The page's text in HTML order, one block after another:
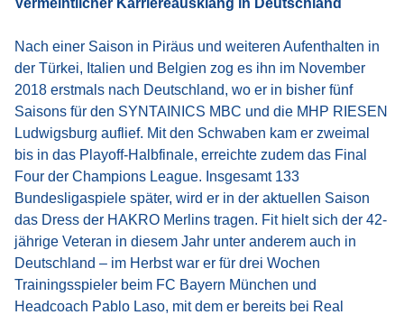
Vermeintlicher Karriereausklang in Deutschland
Nach einer Saison in Piräus und weiteren Aufenthalten in
der Türkei, Italien und Belgien zog es ihn im November
2018 erstmals nach Deutschland, wo er in bisher fünf
Saisons für den SYNTAINICS MBC und die MHP RIESEN
Ludwigsburg auflief. Mit den Schwaben kam er zweimal
bis in das Playoff-Halbfinale, erreichte zudem das Final
Four der Champions League. Insgesamt 133
Bundesligaspiele später, wird er in der aktuellen Saison
das Dress der HAKRO Merlins tragen. Fit hielt sich der 42-
jährige Veteran in diesem Jahr unter anderem auch in
Deutschland – im Herbst war er für drei Wochen
Trainingsspieler beim FC Bayern München und
Headcoach Pablo Laso, mit dem er bereits bei Real